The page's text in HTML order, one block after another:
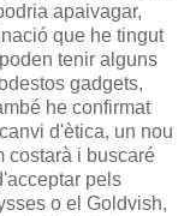
apaivagar,
que he tingut
tenir alguns
gadgets,
he confirmat
d'ètica, un nou
costarà i buscaré
pels
o el Goldvish,